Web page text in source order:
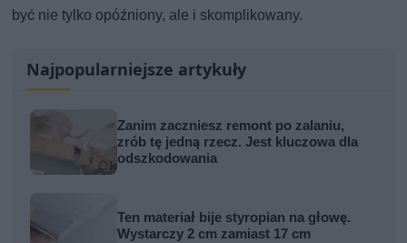
być nie tylko opóźniony, ale i skomplikowany.
Najpopularniejsze artykuły
Zanim zaczniesz remont po zalaniu,
zrób tę jedną rzecz. Jest kluczowa dla
odszkodowania
Ten materiał bije styropian na głowę.
Wystarczy 2 cm zamiast 17 cm